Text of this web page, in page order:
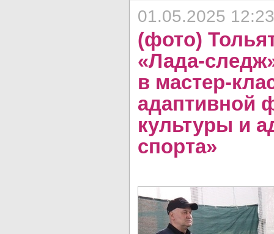
01.05.2025 12:23
(фото)
«Лада-
в мастер-
адаптивной
культуры и
спорта»